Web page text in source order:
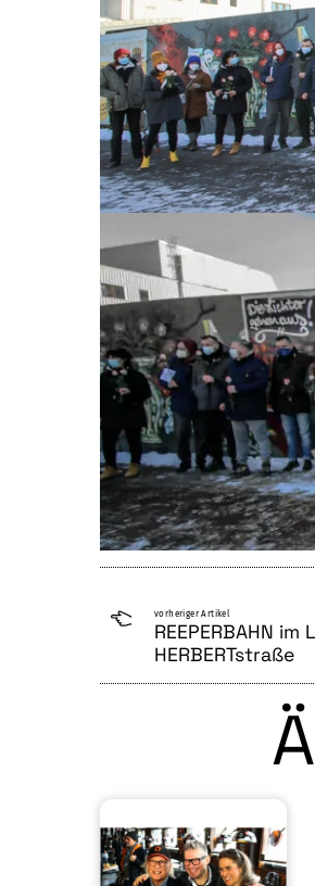
vorheriger Artikel
REEPERBAHN
HERBERTstraße